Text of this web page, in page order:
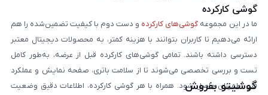
گوشی کارکرده
ما در این مجموعه گوشی‌های کارکرده و دست دوم با کیفیت تضمین‌شده را هم
ارائه می‌دهیم تا کاربران بتوانند با هزینه کمتر، به محصولات دیجیتال معتبر
دسترسی داشته باشند. تمامی گوشی‌های کارکرده قبل از عرضه، به‌طور کامل
تست و بررسی تخصصی می‌شوند تا از سلامت باتری، صفحه نمایش و عملکرد
فنی اطمینان حاصل شود. همراه با هر گوشی کارکرده، اطلاعات دقیق وضعیت
گوشیتو بفروش